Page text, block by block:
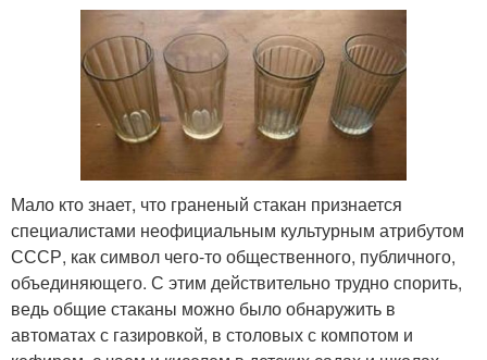
Мало кто знает, что граненый стакан признается
специалистами неофициальным культурным атрибутом
СССР, как символ чего-то общественного, публичного,
объединяющего. С этим действительно трудно спорить,
ведь общие стаканы можно было обнаружить в
автоматах с газировкой, в столовых с компотом и